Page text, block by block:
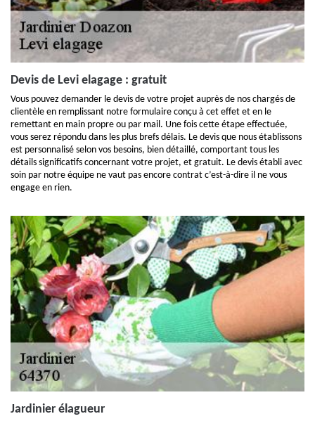
Devis de Levi elagage : gratuit
Vous pouvez demander le devis de votre projet auprès de nos chargés de
clientèle en remplissant notre formulaire conçu à cet effet et en le
remettant en main propre ou par mail. Une fois cette étape effectuée,
vous serez répondu dans les plus brefs délais. Le devis que nous établissons
est personnalisé selon vos besoins, bien détaillé, comportant tous les
détails significatifs concernant votre projet, et gratuit. Le devis établi avec
soin par notre équipe ne vaut pas encore contrat c’est-à-dire il ne vous
engage en rien.
Jardinier élagueur